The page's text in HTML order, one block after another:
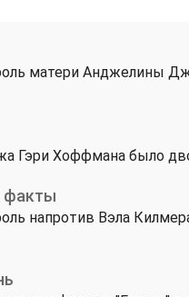
матери Анджелины
Гэри Хоффмана было
факты
напротив Вэла